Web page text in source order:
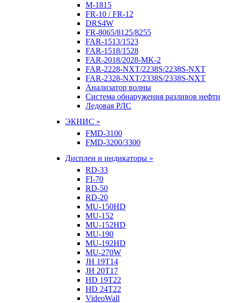
M-1815
FR-10 / FR-12
DRS4W
FR-8065/8125/8255
FAR-1513/1523
FAR-1518/1528
FAR-2018/2028-MK-2
FAR-2228-NXT/2238S/2238S-NXT
FAR-2328-NXT/2338S/2338S-NXT
Анализатор волны
Система обнаружения разливов нефти
Ледовая РЛС
ЭКНИС »
FMD-3100
FMD-3200/3300
Дисплеи и индикаторы »
RD-33
FI-70
RD-50
RD-20
MU-150HD
MU-152
MU-152HD
MU-190
MU-192HD
MU-270W
JH 19T14
JH 20T17
HD 19T22
HD 24T22
VideoWall